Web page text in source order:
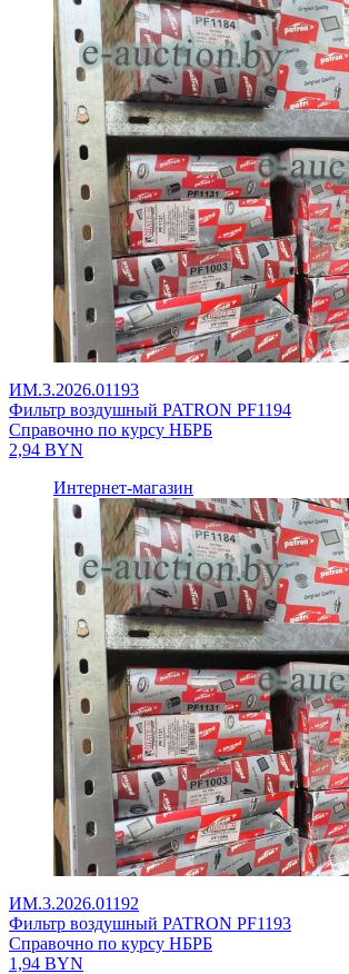
ИМ.3.2026.01193
Фильтр воздушный PATRON PF1194
Справочно по курсу НБРБ
2,94 BYN
Интернет-магазин
ИМ.3.2026.01192
Фильтр воздушный PATRON PF1193
Справочно по курсу НБРБ
1,94 BYN